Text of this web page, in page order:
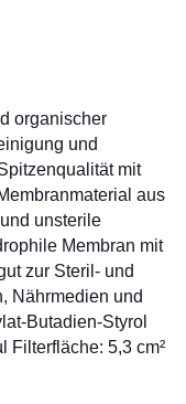
organischer
und
mit
aus
unsterile
Membran mit
zur Steril- und
Nährmedien und
Butadien-Styrol
Filterfläche: 5,3 cm²